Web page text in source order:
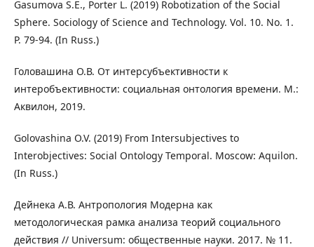
Gasumova S.E., Porter L. (2019) Robotization of the Social
Sphere. Sociology of Science and Technology. Vol. 10. No. 1.
P. 79-94. (In Russ.)
Головашина О.В. От интерсубъективности к
интеробъективности: социальная онтология времени. М.:
Аквилон, 2019.
Golovashina O.V. (2019) From Intersubjectives to
Interobjectives: Social Ontology Temporal. Moscow: Aquilon.
(In Russ.)
Дейнека А.В. Антропология Модерна как
методологическая рамка анализа теорий социального
действия // Universum: общественные науки. 2017. № 11.